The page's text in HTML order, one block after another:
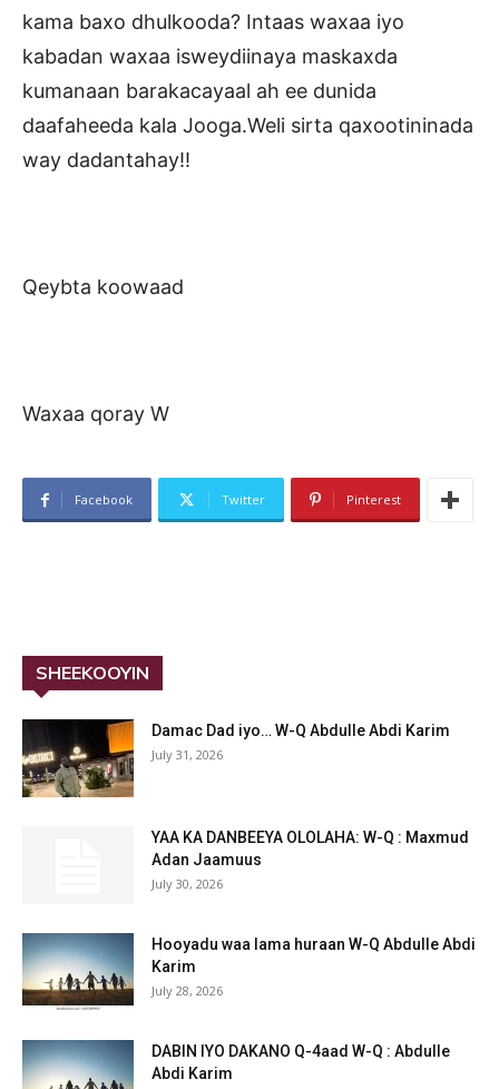
kama baxo dhulkooda? Intaas waxaa iyo
kabadan waxaa isweydiinaya maskaxda
kumanaan barakacayaal ah ee dunida
daafaheeda kala Jooga.Weli sirta qaxootininada
way dadantahay!!
Qeybta koowaad
Waxaa qoray W
Facebook Twitter Pinterest
SHEEKOOYIN
Damac Dad iyo… W-Q Abdulle Abdi Karim
July 31, 2026
YAA KA DANBEEYA OLOLAHA: W-Q : Maxmud
Adan Jaamuus
July 30, 2026
Hooyadu waa lama huraan W-Q Abdulle Abdi
Karim
July 28, 2026
DABIN IYO DAKANO Q-4aad W-Q : Abdulle
Abdi Karim